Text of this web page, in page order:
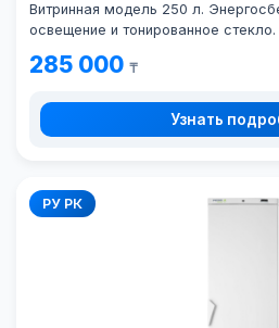
Витринная модель 250 л.
освещение и тонированное стекло.
285 000 ₸
Узнать
РУ РК